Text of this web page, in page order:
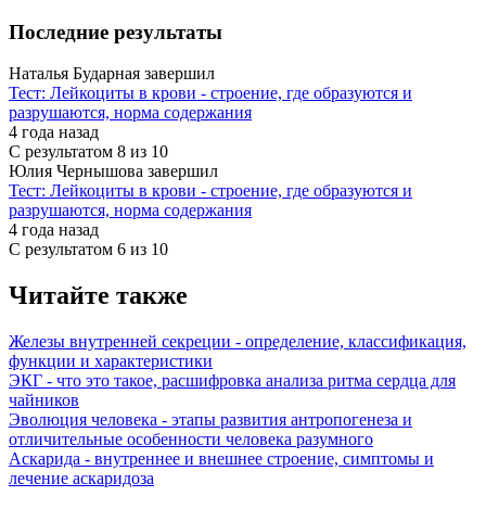
Последние результаты
Наталья Бударная завершил
Тест: Лейкоциты в крови - строение, где образуются и
разрушаются, норма содержания
4 года назад
С результатом 8 из 10
Юлия Чернышова завершил
Тест: Лейкоциты в крови - строение, где образуются и
разрушаются, норма содержания
4 года назад
С результатом 6 из 10
Читайте также
Железы внутренней секреции - определение, классификация,
функции и характеристики
ЭКГ - что это такое, расшифровка анализа ритма сердца для
чайников
Эволюция человека - этапы развития антропогенеза и
отличительные особенности человека разумного
Аскарида - внутреннее и внешнее строение, симптомы и
лечение аскаридоза